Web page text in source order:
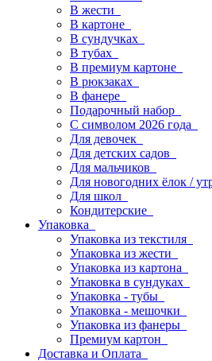
В жести
В картоне
В сундучках
В тубах
В премиум картоне
В рюкзаках
В фанере
Подарочный набор
С символом 2026 года
Для девочек
Для детских садов
Для мальчиков
Для новогодних ёлок /
Для школ
Кондитерские
Упаковка
Упаковка из текстиля
Упаковка из жести
Упаковка из картона
Упаковка в сундуках
Упаковка - тубы
Упаковка - мешочки
Упаковка из фанеры
Премиум картон
Доставка и Оплата